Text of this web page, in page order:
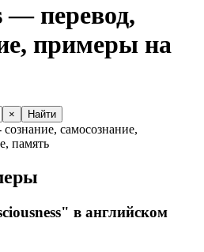
— перевод,
примеры на
× Найти
самосознание,
память
в английском